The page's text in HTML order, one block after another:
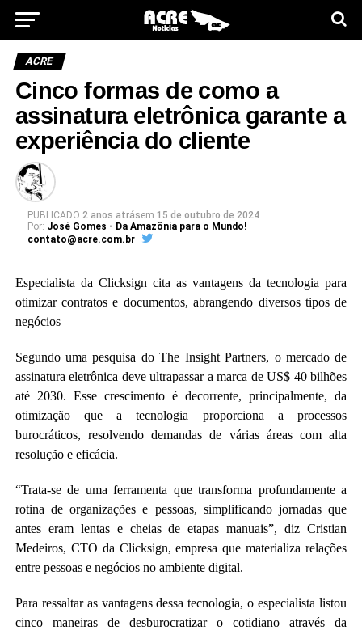
ACRE
Cinco formas de como a
assinatura eletrônica garante a
experiência do cliente
PUBLICADO 2 anos atrásem 15 de outubro de 2024
Por: José Gomes - Da Amazônia para o Mundo!
contato@acre.com.br
Especialista da Clicksign cita as vantagens da tecnologia para
otimizar contratos e documentos, abrangendo diversos tipos de
negócios
Segundo uma pesquisa do The Insight Partners, o mercado de
assinatura eletrônica deve ultrapassar a marca de US$ 40 bilhões
até 2030. Esse crescimento é decorrente, principalmente, da
otimização que a tecnologia proporciona a processos
burocráticos, resolvendo demandas de várias áreas com alta
resolução e eficácia.
“Trata-se de uma ferramenta que transforma profundamente a
rotina de organizações e pessoas, simplificando jornadas que
antes eram lentas e cheias de etapas manuais”, diz Cristian
Medeiros, CTO da Clicksign, empresa que materializa relações
entre pessoas e negócios no ambiente digital.
Para ressaltar as vantagens dessa tecnologia, o especialista listou
cinco maneiras de desburocratizar o cotidiano através da